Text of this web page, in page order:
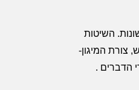
השיטות
צורת המיגון-
הדברים .